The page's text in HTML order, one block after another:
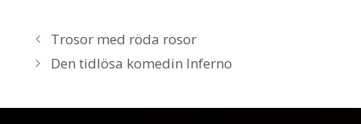
Trosor med röda rosor
Den tidlösa komedin Inferno